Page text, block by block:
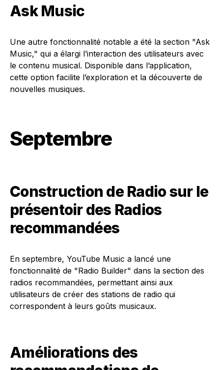
Ask Music
Une autre fonctionnalité notable a été la section "Ask
Music," qui a élargi l’interaction des utilisateurs avec
le contenu musical. Disponible dans l’application,
cette option facilite l’exploration et la découverte de
nouvelles musiques.
Septembre
Construction de Radio sur le
présentoir des Radios
recommandées
En septembre, YouTube Music a lancé une
fonctionnalité de "Radio Builder" dans la section des
radios recommandées, permettant ainsi aux
utilisateurs de créer des stations de radio qui
correspondent à leurs goûts musicaux.
Améliorations des